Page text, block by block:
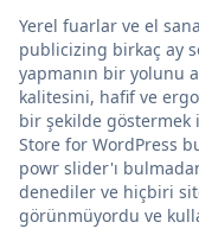
Yerel fuarlar ve el
publicizing birkaç ay
yapmanın bir yolunu
kalitesini, hafif ve
bir şekilde
Store for WordPress
powr slider'ı
denediler ve hiçbiri
görünmüyordu ve